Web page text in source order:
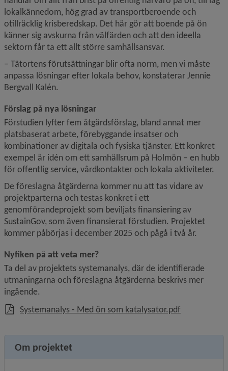
lokalkännedom, hög grad av transportberoende och
otillräcklig krisberedskap. Det här gör att boende på ön
känner sig avskurna från välfärden och att den ideella
sektorn får ta ett allt större samhällsansvar.
– Tätortens förutsättningar blir ofta norm, men vi måste
anpassa lösningar efter lokala behov, konstaterar Jennie
Bergvall Kalén.
Förslag på nya lösningar
Förstudien lyfter fem åtgärdsförslag, bland annat mer
platsbaserat arbete, förebyggande insatser och
kombinationer av digitala och fysiska tjänster. Ett konkret
exempel är idén om ett samhällsrum på Holmön – en hubb
för offentlig service, vårdkontakter och lokala aktiviteter.
De föreslagna åtgärderna kommer nu att tas vidare av
projektparterna och testas konkret i ett
genomförandeprojekt som beviljats finansiering av
SustainGov, som även finansierat förstudien. Projektet
kommer påbörjas i december 2025 och pågå i två år.
Nyfiken på att veta mer?
Ta del av projektets systemanalys, där de identifierade
utmaningarna och föreslagna åtgärderna beskrivs mer
ingående.
Systemanalys - Med ön som katalysator.pdf, 2 MB.
Om projektet